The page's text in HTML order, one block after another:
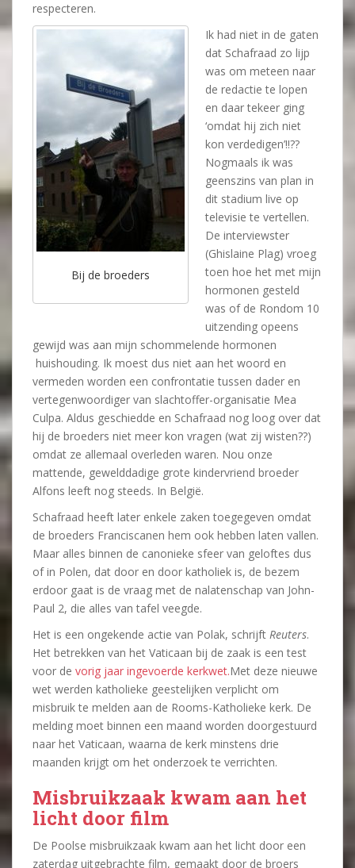
respecteren.
Bij de broeders
Ik had niet in de gaten
dat Schafraad zo lijp
was om meteen naar
de redactie te lopen
en daar tekeer ging
‘omdat hij zich niet
kon verdedigen’!!??
Nogmaals ik was
geenszins van plan in
dit stadium live op
televisie te vertellen.
De interviewster
(Ghislaine Plag) vroeg
toen hoe het met mijn
hormonen gesteld
was of de Rondom 10
uitzending opeens
gewijd was aan mijn schommelende hormonen
huishouding. Ik moest dus niet aan het woord en
vermeden worden een confrontatie tussen dader en
vertegenwoordiger van slachtoffer-organisatie Mea
Culpa. Aldus geschiedde en Schafraad nog loog over dat
hij de broeders niet meer kon vragen (wat zij wisten??)
omdat ze allemaal overleden waren. Nou onze
mattende, gewelddadige grote kindervriend broeder
Alfons leeft nog steeds. In België.
Schafraad heeft later enkele zaken toegegeven omdat
de broeders Franciscanen hem ook hebben laten vallen.
Maar alles binnen de canonieke sfeer van geloftes dus
of in Polen, dat door en door katholiek is, de bezem
erdoor gaat is de vraag met de nalatenschap van John-
Paul 2, die alles van tafel veegde.
Het is een ongekende actie van Polak, schrijft Reuters.
Het betrekken van het Vaticaan bij de zaak is een test
voor de vorig jaar ingevoerde kerkwet.Met deze nieuwe
wet werden katholieke geestelijken verplicht om
misbruik te melden aan de Rooms-Katholieke kerk. De
melding moet binnen een maand worden doorgestuurd
naar het Vaticaan, waarna de kerk minstens drie
maanden krijgt om het onderzoek te verrichten.
Misbruikzaak kwam aan het
licht door film
De Poolse misbruikzaak kwam aan het licht door een
zaterdag uitgebrachte film, gemaakt door de broers